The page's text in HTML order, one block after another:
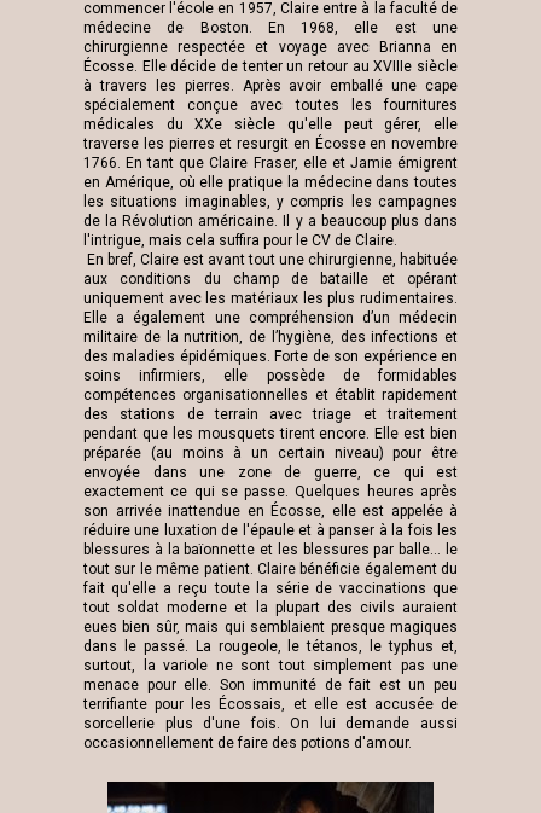
commencer l'école en 1957, Claire entre à la faculté de
médecine de Boston. En 1968, elle est une
chirurgienne respectée et voyage avec Brianna en
Écosse. Elle décide de tenter un retour au XVIIIe siècle
à travers les pierres. Après avoir emballé une cape
spécialement conçue avec toutes les fournitures
médicales du XXe siècle qu'elle peut gérer, elle
traverse les pierres et resurgit en Écosse en novembre
1766. En tant que Claire Fraser, elle et Jamie émigrent
en Amérique, où elle pratique la médecine dans toutes
les situations imaginables, y compris les campagnes
de la Révolution américaine. Il y a beaucoup plus dans
l'intrigue, mais cela suffira pour le CV de Claire.
En bref, Claire est avant tout une chirurgienne, habituée
aux conditions du champ de bataille et opérant
uniquement avec les matériaux les plus rudimentaires.
Elle a également une compréhension d’un médecin
militaire de la nutrition, de l’hygiène, des infections et
des maladies épidémiques. Forte de son expérience en
soins infirmiers, elle possède de formidables
compétences organisationnelles et établit rapidement
des stations de terrain avec triage et traitement
pendant que les mousquets tirent encore. Elle est bien
préparée (au moins à un certain niveau) pour être
envoyée dans une zone de guerre, ce qui est
exactement ce qui se passe. Quelques heures après
son arrivée inattendue en Écosse, elle est appelée à
réduire une luxation de l'épaule et à panser à la fois les
blessures à la baïonnette et les blessures par balle… le
tout sur le même patient. Claire bénéficie également du
fait qu'elle a reçu toute la série de vaccinations que
tout soldat moderne et la plupart des civils auraient
eues bien sûr, mais qui semblaient presque magiques
dans le passé. La rougeole, le tétanos, le typhus et,
surtout, la variole ne sont tout simplement pas une
menace pour elle. Son immunité de fait est un peu
terrifiante pour les Écossais, et elle est accusée de
sorcellerie plus d'une fois. On lui demande aussi
occasionnellement de faire des potions d'amour.